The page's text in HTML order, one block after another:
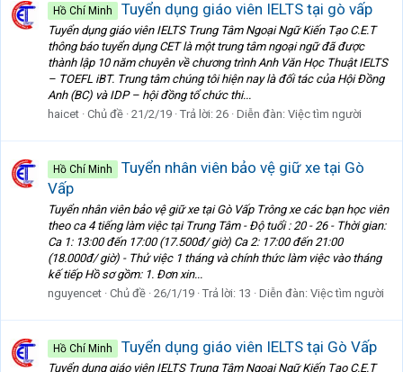
Hồ Chí Minh Tuyển dụng giáo viên IELTS tại gò vấp
Tuyển dụng giáo viên IELTS Trung Tâm Ngoại Ngữ Kiến Tạo C.E.T
thông báo tuyển dụng CET là một trung tâm ngoại ngữ đã được
thành lập 10 năm chuyên về chương trình Anh Văn Học Thuật IELTS
– TOEFL iBT. Trung tâm chúng tôi hiện nay là đối tác của Hội Đồng
Anh (BC) và IDP – hội đồng tổ chức thi...
haicet Chủ đề 21/2/19 Trả lời: 26 Diễn đàn: Việc tìm người
Hồ Chí Minh
Tuyển nhân viên bảo vệ giữ xe tại Gò
Vấp
Tuyển nhân viên bảo vệ giữ xe tại Gò Vấp Trông xe các bạn học viên
theo ca 4 tiếng làm việc tại Trung Tâm - Độ tuổi : 20 - 26 - Thời gian:
Ca 1: 13:00 đến 17:00 (17.500đ/ giờ) Ca 2: 17:00 đến 21:00
(18.000đ/ giờ) - Thử việc 1 tháng và chính thức làm việc vào tháng
kế tiếp Hồ sơ gồm: 1. Đơn xin...
nguyencet Chủ đề 26/1/19 Trả lời: 13 Diễn đàn: Việc tìm người
Hồ Chí Minh Tuyển dụng giáo viên IELTS tại Gò Vấp
Tuyển dụng giáo viên IELTS Trung Tâm Ngoại Ngữ Kiến Tạo C.E.T